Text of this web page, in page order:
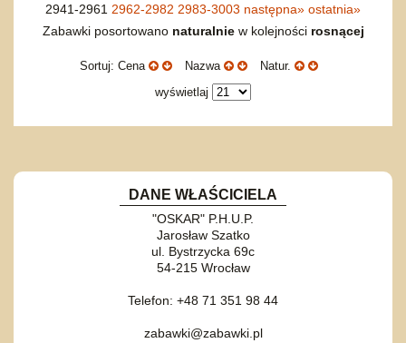
2941-2961 2962-2982 2983-3003 następna» ostatnia»
Zabawki posortowano naturalniew kolejności rosnącej
Sortuj: Cena Nazwa
Natur.
wyświetlaj
DANE WŁAŚCICIELA
"OSKAR" P.H.U.P.
Jarosław Szatko
ul. Bystrzycka 69c
54-215 Wrocław
Telefon: +48 71 351 98 44
zabawki@zabawki.pl